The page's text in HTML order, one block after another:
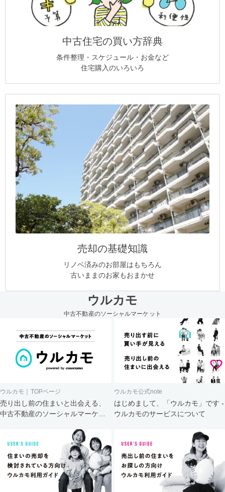
中古住宅の買い方辞典
条件整理・スケジュール・お金など
住宅購入のいろいろ
売却の基礎知識
リノベ済みのお部屋はもちろん
古いままのお家もおまかせ
ウルカモ
中古不動産のソーシャルマーケット
ウルカモ｜TOPページ
売り出し前の住まいと出会える、
中古不動産のソーシャルマーケッ
ウルカモ公式note
はじめまして、「ウルカモ」です -
ウルカモのサービスについて